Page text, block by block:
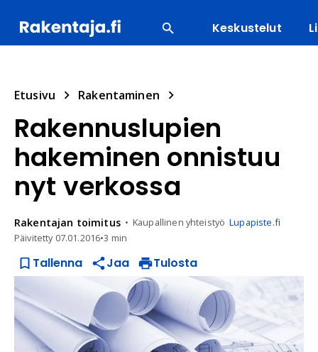
Keskustelut
Etusivu Rakentaminen
Rakennuslupien
hakeminen onnistuu
nyt verkossa
Rakentajan toimitus Kaupallinen yhteistyö Lupapiste.fi
Päivitetty 07.01.2016•3 min
Tallenna Jaa Tulosta